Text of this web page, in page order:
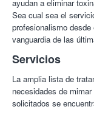
ayudan a eliminar
Sea cual sea el
profesionalismo
vanguardia de las
Servicios
La amplia lista de
necesidades de
solicitados se